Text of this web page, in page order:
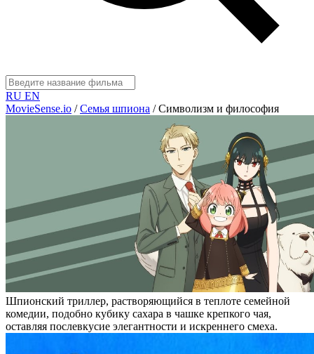
RU EN
MovieSense.io / Семья шпиона / Символизм и философия
Шпионский триллер, растворяющийся в теплоте семейной
комедии, подобно кубику сахара в чашке крепкого чая,
оставляя послевкусие элегантности и искреннего смеха.